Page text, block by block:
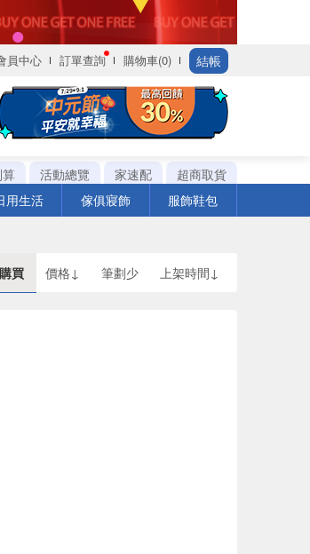
員中心 訂單查詢 購物車(0) 結帳
活動總覽 家速配
超商取貨
用生活 傢俱寢飾 服飾鞋包
買 價格↓ 筆劃少 上架時間↓